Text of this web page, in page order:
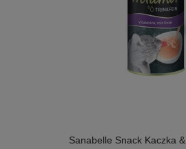
Sanabelle Snack Kaczka